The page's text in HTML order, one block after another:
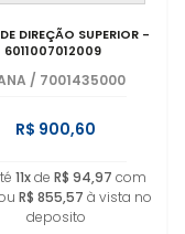
DIREÇÃO SUPERIOR -
6011007012009
/ 7001435000
R$ 900,60
11xde R$ 94,97 com
R$ 855,57 à vista no
deposito